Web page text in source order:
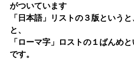
がついています
「日本語」リストの３版という
と、
「ローマ字」ロストの１ばんめ
です。